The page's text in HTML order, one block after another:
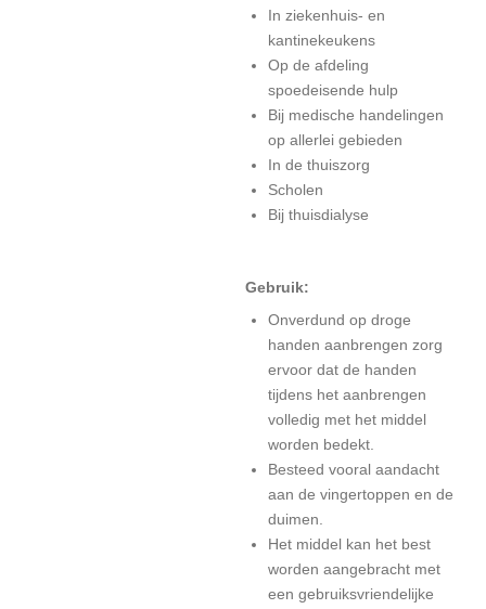
In ziekenhuis- en
kantinekeukens
Op de afdeling
spoedeisende hulp
Bij medische handelingen
op allerlei gebieden
In de thuiszorg
Scholen
Bij thuisdialyse
Gebruik:
Onverdund op droge
handen aanbrengen zorg
ervoor dat de handen
tijdens het aanbrengen
volledig met het middel
worden bedekt.
Besteed vooral aandacht
aan de vingertoppen en de
duimen.
Het middel kan het best
worden aangebracht met
een gebruiksvriendelijke